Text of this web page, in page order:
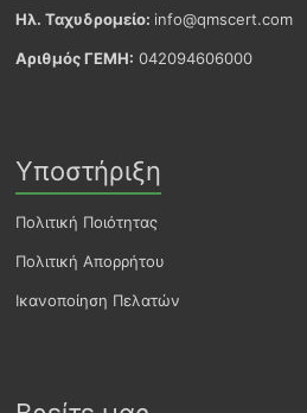
Ηλ. Ταχυδρομείο: info@qmscert.com
Αριθμός ΓΕΜΗ: 042094606000
Υποστήριξη
Πολιτική Ποιότητας
Πολιτική Απορρήτου
Ικανοποίηση Πελατών